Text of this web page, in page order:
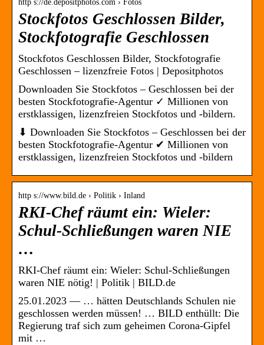
http s://de.depositphotos.com › Fotos
Stockfotos Geschlossen Bilder,
Stockfotografie Geschlossen
Stockfotos Geschlossen Bilder, Stockfotografie
Geschlossen – lizenzfreie Fotos | Depositphotos
Downloaden Sie Stockfotos – Geschlossen bei der
besten Stockfotografie-Agentur ✓ Millionen von
erstklassigen, lizenzfreien Stockfotos und -bildern.
⬇ Downloaden Sie Stockfotos – Geschlossen bei der
besten Stockfotografie-Agentur ✔ Millionen von
erstklassigen, lizenzfreien Stockfotos und -bildern
http s://www.bild.de › Politik › Inland
RKI-Chef räumt ein: Wieler:
Schul-Schließungen waren NIE
…
RKI-Chef räumt ein: Wieler: Schul-Schließungen
waren NIE nötig! | Politik | BILD.de
25.01.2023 — … hätten Deutschlands Schulen nie
geschlossen werden müssen! … BILD enthüllt: Die
Regierung traf sich zum geheimen Corona-Gipfel
mit …